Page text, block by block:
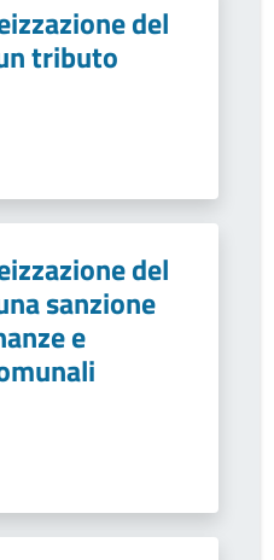
del
tributo
del
sanzione
e